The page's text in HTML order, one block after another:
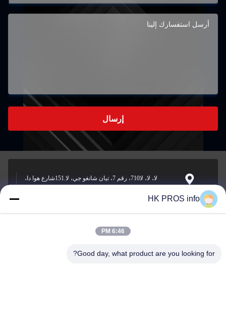
إرسال
لا، لا، لا710، رقم 7، تيان شانغو جي، لا.151شارع هوا دا،
البريد
الإلكتروني
HK PROS info
6:46 PM
Good day, what product are you looking for?